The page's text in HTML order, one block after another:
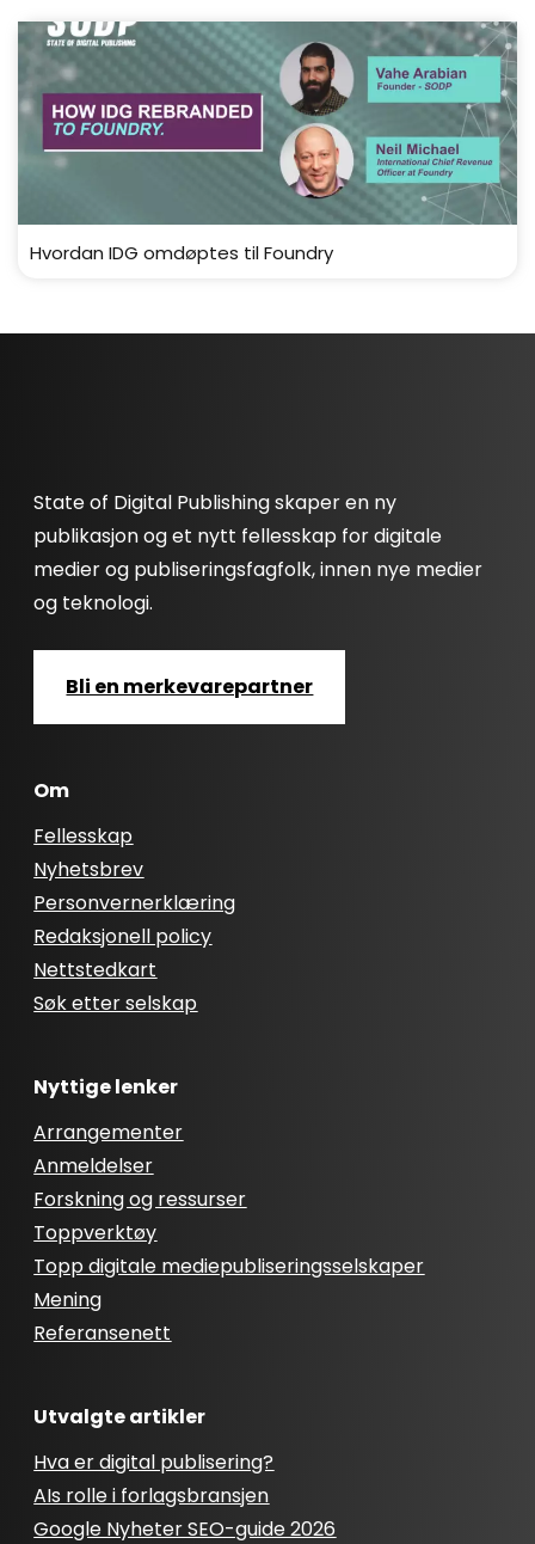
Hvordan IDG omdøptes til Foundry
State of Digital Publishing skaper en ny
publikasjon og et nytt fellesskap for digitale
medier og publiseringsfagfolk, innen nye medier
og teknologi.
Bli en merkevarepartner
Om
Fellesskap
Nyhetsbrev
Personvernerklæring
Redaksjonell policy
Nettstedkart
Søk etter selskap
Nyttige lenker
Arrangementer
Anmeldelser
Forskning og ressurser
Toppverktøy
Topp digitale mediepubliseringsselskaper
Mening
Referansenett
Utvalgte artikler
Hva er digital publisering?
AIs rolle i forlagsbransjen
Google Nyheter SEO-guide 2026